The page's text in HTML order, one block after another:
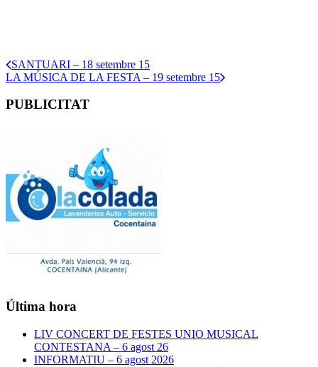
SANTUARI – 18 setembre 15
LA MÚSICA DE LA FESTA – 19 setembre 15
PUBLICITAT
Última hora
LIV CONCERT DE FESTES UNIO MUSICAL
CONTESTANA – 6 agost 26
INFORMATIU – 6 agost 2026